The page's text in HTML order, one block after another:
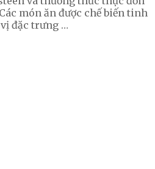
món ăn được chế biến tinh
đặc trưng …